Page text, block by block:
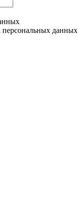
персональных данных